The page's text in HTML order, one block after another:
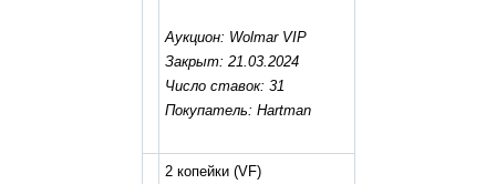
Аукцион: Wolmar VIP
Закрыт: 21.03.2024
Число ставок: 31
Покупатель: Hartman
2 копейки(VF)